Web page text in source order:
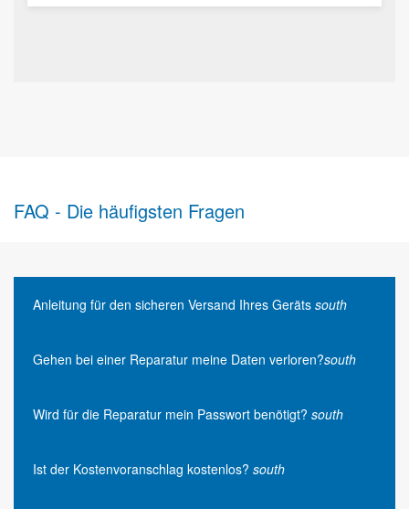
FAQ - Die häufigsten Fragen
Anleitung für den sicheren Versand Ihres Geräts south
Gehen bei einer Reparatur meine Daten verloren?south
Wird für die Reparatur mein Passwort benötigt? south
Ist der Kostenvoranschlag kostenlos? south